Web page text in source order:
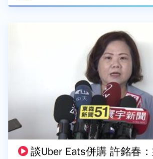
談Uber Eats併購 許銘春